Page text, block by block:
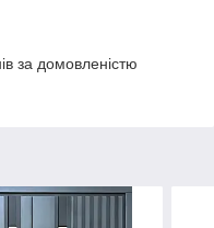
за домовленістю